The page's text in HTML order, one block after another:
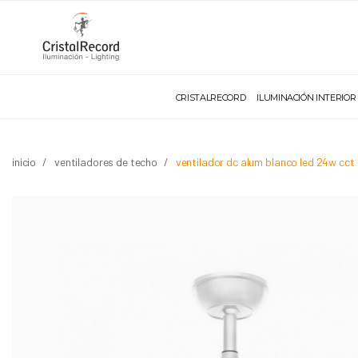
CRISTALRECORD ILUMINACIÓN INTERIOR
inicio ventiladores de techo ventilador dc alum blanco led 24w cct